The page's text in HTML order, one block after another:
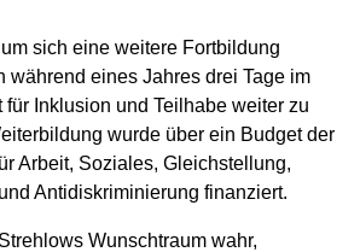
sich eine weitere Fortbildung
während eines Jahres drei Tage im
für Inklusion und Teilhabe weiter zu
wurde über ein Budget der
Arbeit, Soziales, Gleichstellung,
Antidiskriminierung finanziert.
Wunschtraum wahr,